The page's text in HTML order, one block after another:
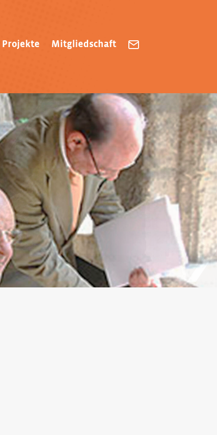
Projekte Mitgliedschaft